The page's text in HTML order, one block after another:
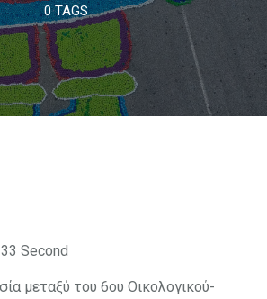
0 TAGS
33 Second
μεταξύ του 6ου Οικολογικού-